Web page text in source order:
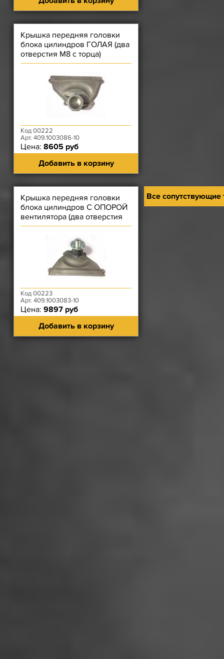
Крышка передняя головки
блока цилиндров ГОЛАЯ (два
отверстия М8 с торца)
ЗМЗ-409
Код 00222
Арт. 409.1003086-10
Цена: 8605 руб
Добавить в корзину
Крышка передняя головки
блока цилиндров С ОПОРОЙ
вентилятора (два отверстия
М6 с торца) ЗМЗ-40904.10
Код 00223
Арт. 409.1003083-10
Цена: 9897 руб
Добавить в корзину
Все сопутствующие